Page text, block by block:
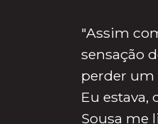
"Assim
sensação
perder um
Eu estava,
Sousa me